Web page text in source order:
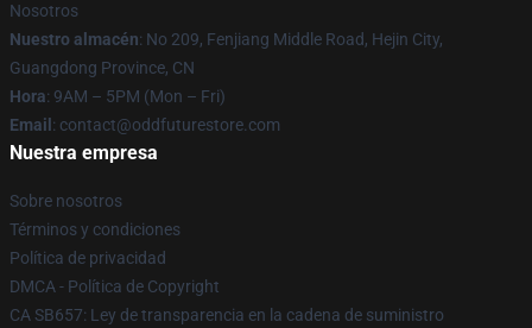
Nosotros
Nuestro almacén: No 209, Fenjiang Middle Road, Hejin City,
Guangdong Province, CN
Hora: 9AM – 5PM (Mon – Fri)
Email : contact@oddfuturestore.com
Nuestra empresa
Sobre nosotros
Términos y condiciones
Política de privacidad
DMCA - Política de Copyright
CA SB657: Ley de transparencia en la cadena de suministro